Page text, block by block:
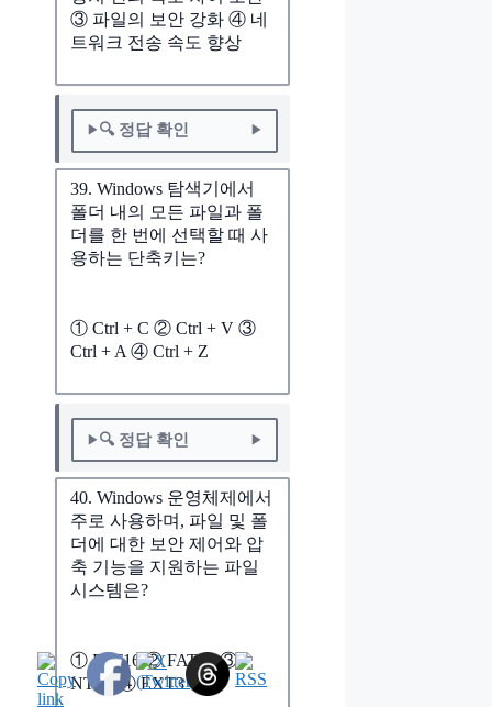
③ 파일의 보안 강화 ④ 네
트워크 전송 속도 향상
🔍 정답 확인
39. Windows 탐색기에서
폴더 내의 모든 파일과 폴
더를 한 번에 선택할 때 사
용하는 단축키는?
① Ctrl + C ② Ctrl + V ③
Ctrl + A ④ Ctrl + Z
🔍 정답 확인
40. Windows 운영체제에서
주로 사용하며, 파일 및 폴
더에 대한 보안 제어와 압
축 기능을 지원하는 파일
시스템은?
① FAT16 ② FAT32 ③
NTFS ④ EXT3